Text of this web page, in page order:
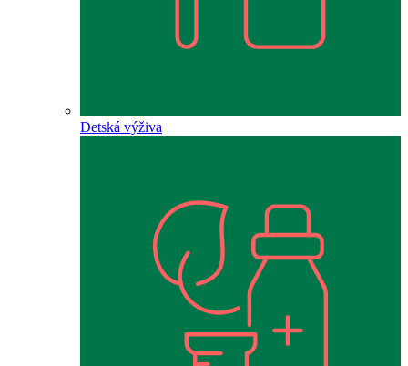
Detská výživa